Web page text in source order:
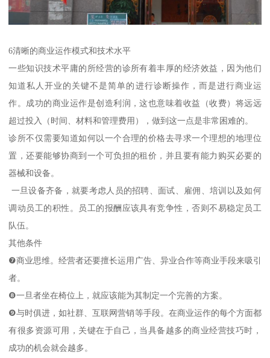
6清晰的商业运作模式和技术水平
一些知识技术平庸的所经营的诊所有着丰厚的经济效益，因为他们
知道私人开业的关键不是简单的进行诊断操作，而是进行商业运
作。成功的商业运作是创造利润，这也意味着收益（收费）将远远
超过投入（时间、材料和管理费用），做到这一点是非常困难的。
诊所不仅需要知道如何以一个合理的价格去寻求一个理想的地理位
置，还要能够协商到一个可负担的租价，并且要有能力购买必要的
器械和设备。
一旦设备齐备，就要考虑人员的招聘、面试、雇佣、培训以及如何
调动员工的积性。员工的报酬应该具有竞争性，否则不易稳定员工
队伍。
其他条件
❼商业思维。经营者还要擅长运用广告、异业合作等商业手段来吸引
者。
❽一旦者坐在椅位上，就应该能为其制定一个完善的方案。
❾与时俱进，如社群、互联网营销等手段。在商业运作的每个方面都
有很多资源可用，关键在于自己，当具备越多的商业经营技巧时，
成功的机会就会越多。